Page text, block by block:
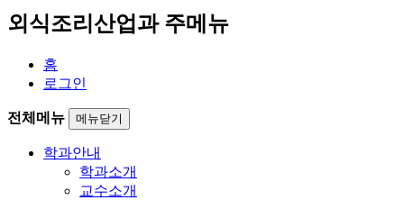
외식조리산업과 주메뉴
홈
로그인
전체메뉴 메뉴닫기
학과안내
학과소개
교수소개